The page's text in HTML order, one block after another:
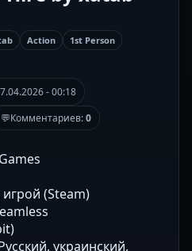
Action
1st Person
- 00:18
💬Комментариев:0
игрой (Steam)
украинский,